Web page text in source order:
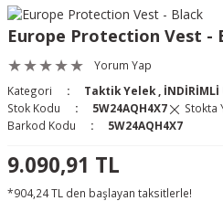
Pantolon
& Kalkanlar
Well) ve Arka Kabzalar
Europe Protection Vest -
Yorum Yap
Kategori
Taktik Yelek
İNDİRİMLİ
Stok Kodu
5W24AQH4X7 Stokta
Barkod Kodu
5W24AQH4X7
9.090,91 TL
*904,24 TL den başlayan taksitlerle!